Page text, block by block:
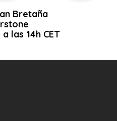
Bretaña
las 14h CET